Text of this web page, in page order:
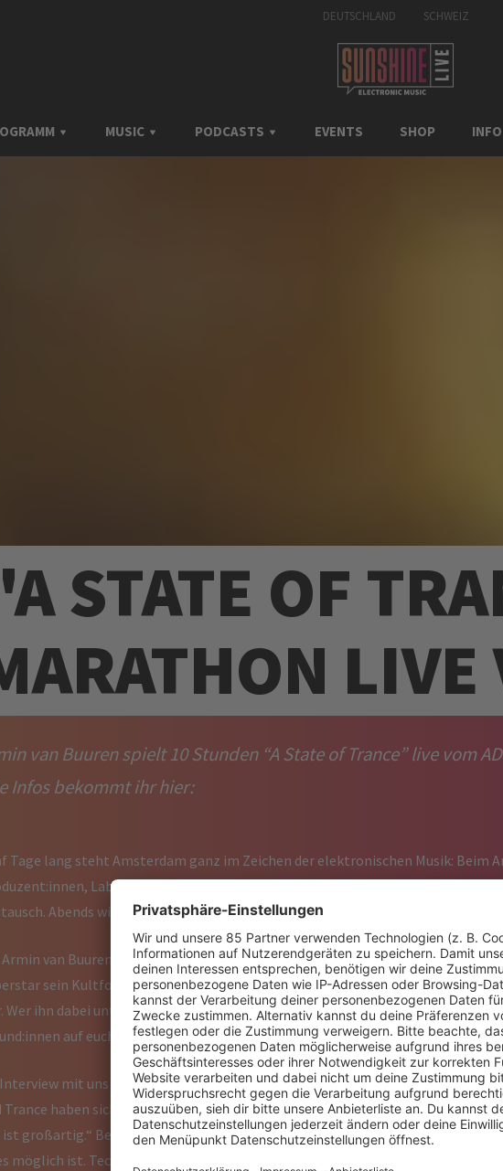
DEUTSCHLAND SCHWEIZ
MUSIC PODCASTS EVENTS SHOP INFO
STATE OF
LIVE
van Buuren spielt 10 Stunden “A State of Trance” live vom
Infos bekommt ihr hier:
Tage lang steht Amsterdam ganz im Zeichen der elektronischen Musik: Beim
Labels und Fans aus aller Welt. Tagsüber gibt es spannende
Abends wird die ganze Stadt zur Bühne für unzählige Events und Partys.
Armin van Buuren ist das ADE jedes Jahr ein besonderes Highlight. Am
sein Kultformat „A State of Trance“ zurück auf die Bühne, mit einer
Wer ihn dabei unterstützt, bleibt vorerst noch geheim. Sicher ist aber: Es
auf euch.
mit uns spricht Armin über die Entwicklung der Szene – und wird
Trance haben sich wieder ineinander verliebt. Sie hatten eine kleine Trennung,
ist großartig.“ Besonders freut ihn, wie offen sich die Szene heute zeigt: „Was
möglich ist. Techno-DJs spielen Trance, Trance-DJs spielen House, und